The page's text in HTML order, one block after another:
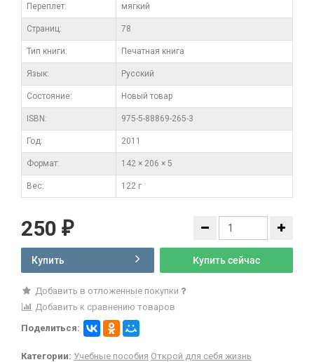
Переплет: мягкий
Cтраниц: 78
Тип книги: Печатная книга
Язык: Русский
Состояние: Новый товар
ISBN: 975-5-88869-265-3
Год: 2011
Формат: 142 × 206 × 5
Вес: 122 г
250 ₽
Купить Купить сейчас
Добавить в отложенные покупки
Добавить к сравнению товаров
Поделиться:
Категории: Учебные пособия Открой для себя жизнь